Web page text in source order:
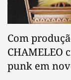
Com
CHAMELEO
punk em